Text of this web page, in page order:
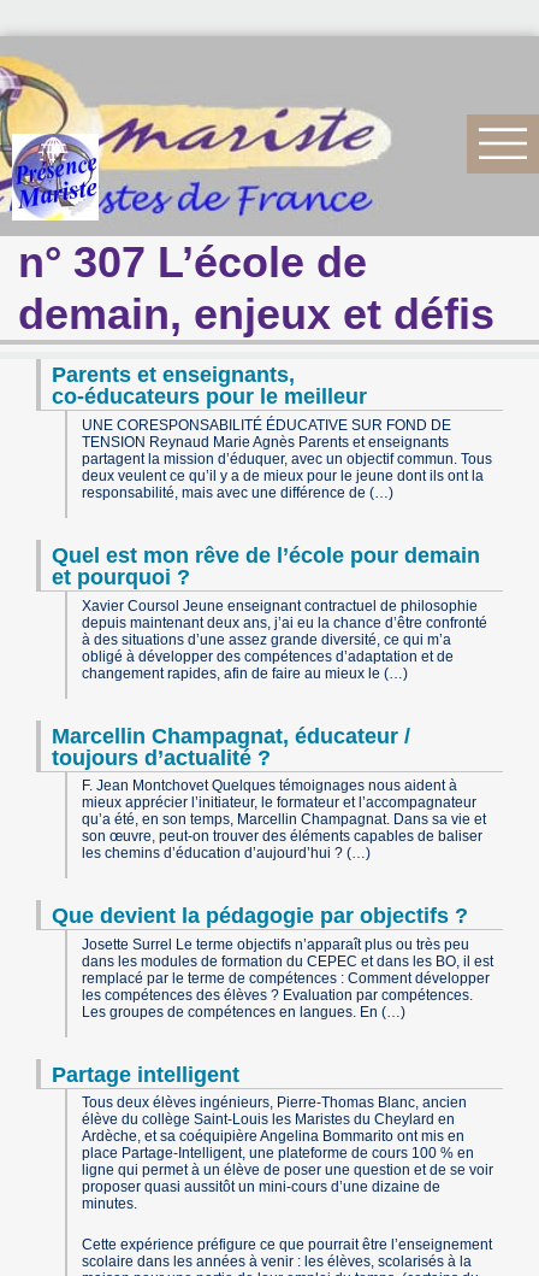
n° 307 L’école de
demain, enjeux et défis
Parents et enseignants,
co-éducateurs pour le meilleur
UNE CORESPONSABILITÉ ÉDUCATIVE SUR FOND DE
TENSION Reynaud Marie Agnès Parents et enseignants
partagent la mission d’éduquer, avec un objectif commun. Tous
deux veulent ce qu’il y a de mieux pour le jeune dont ils ont la
responsabilité, mais avec une différence de (…)
Quel est mon rêve de l’école pour demain
et pourquoi ?
Xavier Coursol Jeune enseignant contractuel de philosophie
depuis maintenant deux ans, j’ai eu la chance d’être confronté
à des situations d’une assez grande diversité, ce qui m’a
obligé à développer des compétences d’adaptation et de
changement rapides, afin de faire au mieux le (…)
Marcellin Champagnat, éducateur /
toujours d’actualité ?
F. Jean Montchovet Quelques témoignages nous aident à
mieux apprécier l’initiateur, le formateur et l’accompagnateur
qu’a été, en son temps, Marcellin Champagnat. Dans sa vie et
son œuvre, peut-on trouver des éléments capables de baliser
les chemins d’éducation d’aujourd’hui ? (…)
Que devient la pédagogie par objectifs ?
Josette Surrel Le terme objectifs n’apparaît plus ou très peu
dans les modules de formation du CEPEC et dans les BO, il est
remplacé par le terme de compétences : Comment développer
les compétences des élèves ? Evaluation par compétences.
Les groupes de compétences en langues. En (…)
Partage intelligent
Tous deux élèves ingénieurs, Pierre-Thomas Blanc, ancien
élève du collège Saint-Louis les Maristes du Cheylard en
Ardèche, et sa coéquipière Angelina Bommarito ont mis en
place Partage-Intelligent, une plateforme de cours 100 % en
ligne qui permet à un élève de poser une question et de se voir
proposer quasi aussitôt un mini-cours d’une dizaine de
minutes.
Cette expérience préfigure ce que pourrait être l’enseignement
scolaire dans les années à venir : les élèves, scolarisés à la